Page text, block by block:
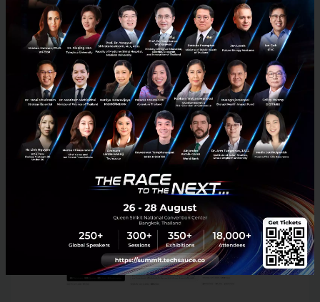
ภาคภูมิใจของกลุ่มผู้มีความหลากหลายทางเพศนี้ แต่ถึง
อย่างนั้นองค์กรหรือแบรนด์เหล่านี้ก็ยังคงถูกตั้งคำถามจาก
คนบนโซเชียลว่าการทำแคมเปญสีรุ้งในเดือนนี้นั้น
เป็นการใช้พื้นที่ขององค์กรส่งเสียงเพื่อเข้าใจเพื่อนมนุษย์
ผู้มีความหลากหลายทางเพศอย่างแท้จริงหรือเป็นเพียงแค่
การเกาะกระแส